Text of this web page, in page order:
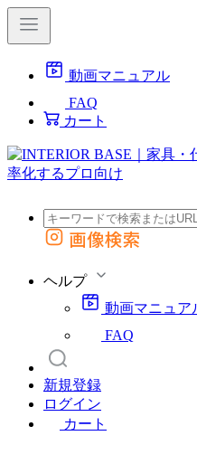
動画マニュアル
FAQ
カート
外部サイトの商品をカートに追
画像検索
ヘルプ
動画マニュア
FAQ
新規登録
ログイン
カート